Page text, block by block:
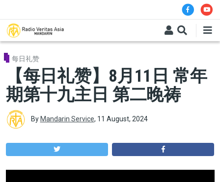
每日礼赞
【每日礼赞】8月11日 常年
期第十九主日 第二晚祷
By Mandarin Service, 11 August, 2024